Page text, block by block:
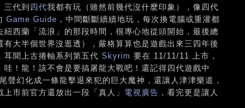
三代到 四代我都有玩（雖然前幾代沒什麼印象），像四代
Game Guide ，中間斷斷續續地玩，每次換電腦或重灌都
西蘭「流浪」的那段時間，很專心地從頭開始，最後總
大半個世界沒逛透），嚴格算算也是遊戲出來三四年後
耳聞上古捲軸系列第五代 Skyrim 要在 11/11/11 上市，
！龍！該不會是要搞屠龍大戰吧！還記得四代遊戲中
幻化成一條龍擊退來犯的巨大魔神，還讓人津津樂道，
市前官方還放出一段「真人」 電視廣告 ，看完更是讓人